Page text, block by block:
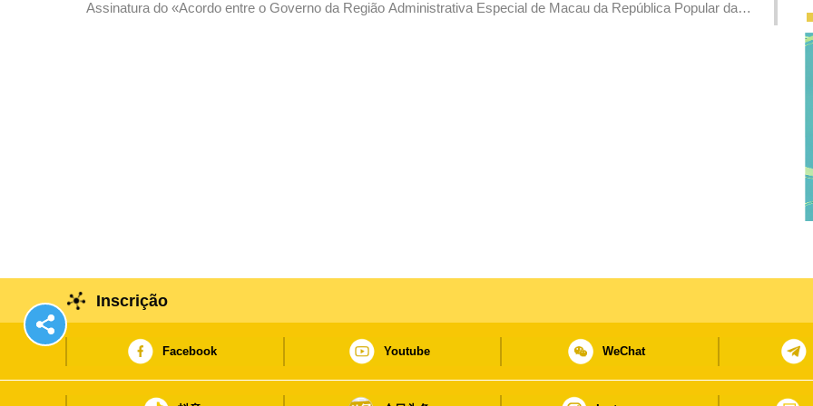
Assinatura do «Acordo entre o Governo da Região Administrativa Especial de Macau da República Popular da
Inscrição
Facebook Youtube WeChat